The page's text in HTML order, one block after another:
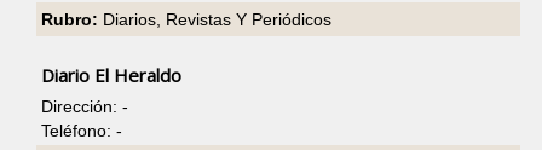
Rubro: Diarios, Revistas Y Periódicos
Diario El Heraldo
Dirección: -
Teléfono: -